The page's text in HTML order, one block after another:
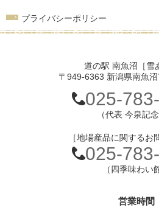
プライバシーポリシー
道の駅 南魚沼［雪
〒949-6363 新潟県南魚
025-
（代表 今泉記念
［地場産品に関するお
025-
（四季味わい
営業時間